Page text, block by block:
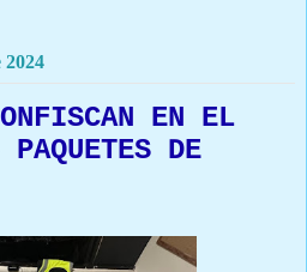
2024
EN EL
DE